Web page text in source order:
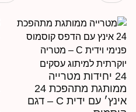
24 יחידות מטרייה
ממותגת מתהפכת 24
אינץ׳ עם ידית C – דגם